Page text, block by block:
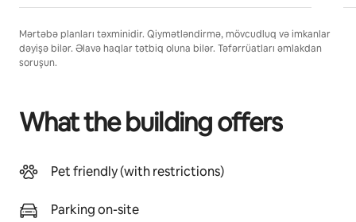
Mərtəbə planları təxminidir. Qiymətləndirmə, mövcudluq və imkanlar
dəyişə bilər. Əlavə haqlar tətbiq oluna bilər. Təfərrüatları əmlakdan
soruşun.
What the building offers
Pet friendly (with restrictions)
Parking on-site